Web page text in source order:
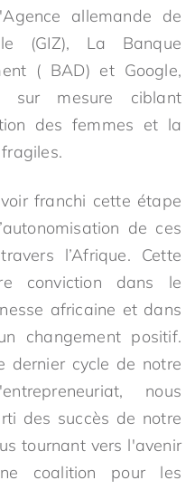
allemande de
(GIZ), La Banque
( BAD) et Google,
sur mesure ciblant
des femmes et la
franchi cette étape
de ces
l’Afrique. Cette
conviction dans le
africaine et dans
changement positif.
dernier cycle de notre
nous
des succès de notre
tournant vers l'avenir
coalition pour les